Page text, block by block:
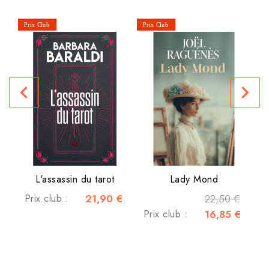
L'assassin du tarot
Prix club :
21,90 €
Lady Mond
22,50 €
Prix club : 16,85 €
navigate_before navigate_next